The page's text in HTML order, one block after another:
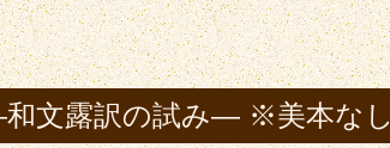
文露訳の試み― ※美本なし